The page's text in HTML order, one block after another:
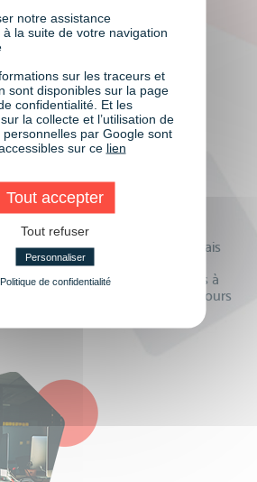
une communauté
mais auprès de toute une
au quotidien avec vos pairs, mais
et toute notre équipe
partage de connaissances, tips à
VISIPLUS academy n’est toujours
!
notre assistance
la suite de votre navigation
sur les traceurs et
sont disponibles sur la page
confidentialité. Et les
la collecte et l’utilisation de
par Google sont
sur ce lien
Tout accepter
Tout refuser
Personnaliser
Politique de confidentialité